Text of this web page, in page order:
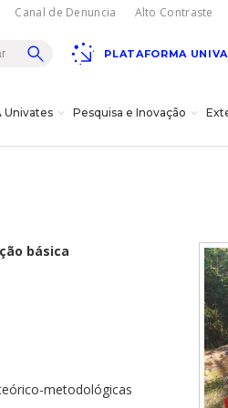
Canal de Denuncia Alto Contraste
PLATAFORMA
Univates Pesquisa e Inovação
The Moscow Ballet em
básica
metodológicas